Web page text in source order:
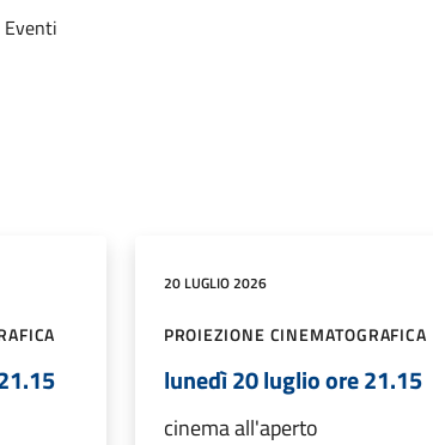
Eventi
20 LUGLIO 2026
PROIEZIONE CINEMATOGRAFICA
lunedì 20 luglio ore 21.15
cinema all'aperto